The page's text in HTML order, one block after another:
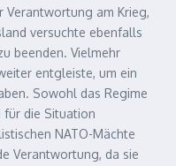
Verantwortung am Krieg,
versuchte ebenfalls
beenden. Vielmehr
entgleiste, um ein
Sowohl das Regime
für die Situation
NATO-Mächte
Verantwortung, da sie